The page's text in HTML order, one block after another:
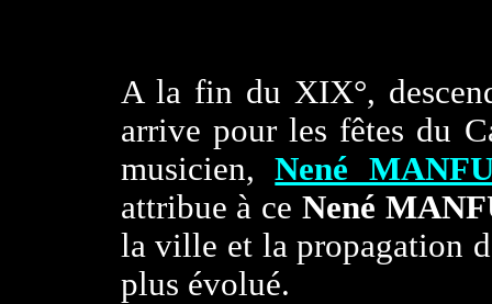
A la fin du XIX°,
arrive pour les fêtes du
musicien,Nené
attribue à ce Nené
la ville et la propagation
plus évolué.